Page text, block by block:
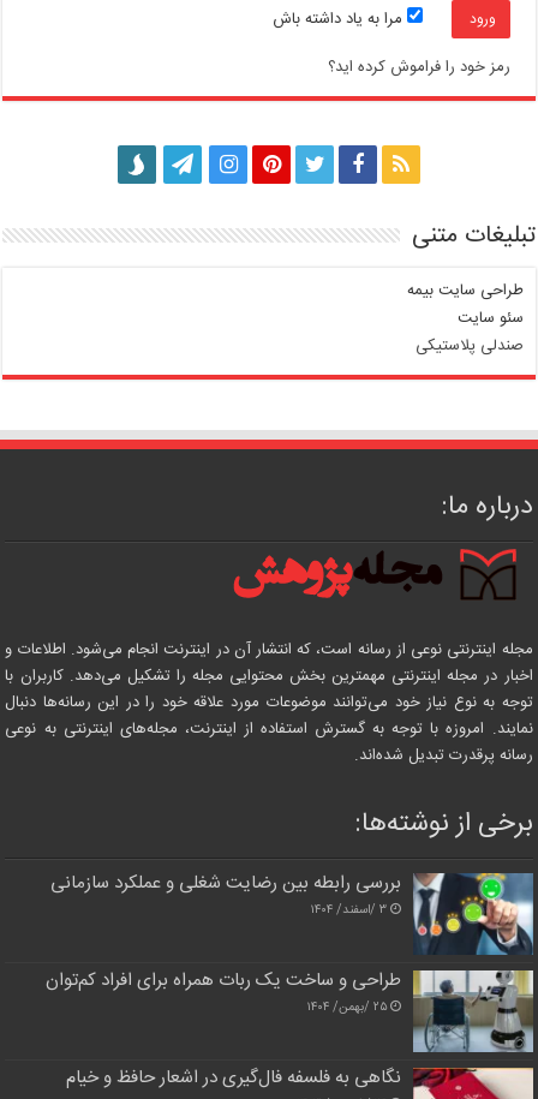
مرا به یاد داشته باش
رمز خود را فراموش کرده اید؟
تبلیغات متنی
طراحی سایت بیمه
سئو سایت
صندلی پلاستیکی
درباره ما:
مجله اینترنتی نوعی از رسانه است، که انتشار آن در اینترنت انجام می‌شود. اطلاعات و
اخبار در مجله اینترنتی مهمترین بخش محتوایی مجله را تشکیل می‌دهد. کاربران با
توجه به نوع نیاز خود می‌توانند موضوعات مورد علاقه خود را در این رسانه‌ها دنبال
نمایند. امروزه با توجه به گسترش استفاده از اینترنت، مجله‌های اینترنتی به نوعی
رسانه پرقدرت تبدیل شده‌اند.
برخی از نوشته‌ها:
بررسی رابطه بین رضایت شغلی و عملکرد سازمانی
۳ /اسفند/ ۱۴۰۴
طراحی و ساخت یک ربات همراه برای افراد کم‌توان
۲۵ /بهمن/ ۱۴۰۴
نگاهی به فلسفه فال‌گیری در اشعار حافظ و خیام